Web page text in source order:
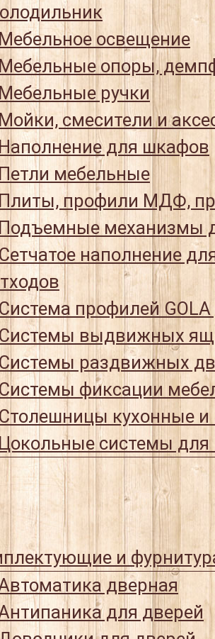
Мебельное освещение
Мебельные опоры,
Мебельные ручки
Мойки, смесители и
Наполнение для шкафов
Петли мебельные
Плиты, профили МДФ,
Подъемные механизмы
Сетчатое наполнение
Система профилей
Системы выдвижных
Системы раздвижных
Системы фиксации
Столешницы кухонные
Цокольные системы для
и
дверная
для дверей